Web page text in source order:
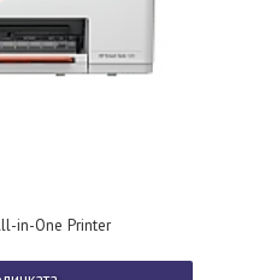
in-One Printer